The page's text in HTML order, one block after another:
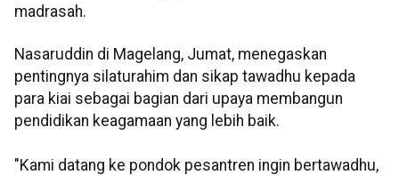
madrasah.
Nasaruddin di Magelang, Jumat, menegaskan
pentingnya silaturahim dan sikap tawadhu kepada
para kiai sebagai bagian dari upaya membangun
pendidikan keagamaan yang lebih baik.
"Kami datang ke pondok pesantren ingin bertawadhu,